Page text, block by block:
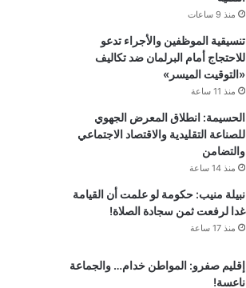
منذ 9 ساعات
تنسيقية الموظفين والأجراء تدعو
للاحتجاج أمام البرلمان ضد تكاليف
«التوقيت الميسر»
منذ 11 ساعة
الحسيمة: انطلاق المعرض الجهوي
للصناعة التقليدية والاقتصاد الاجتماعي
والتضامن
منذ 14 ساعة
نبيلة منيب: حكومة لو علمت أن القيامة
غدا لرفعت ثمن سجادة الصلاة!
منذ 17 ساعة
إقليم صفرو: المواطن خدام… والجماعة
ناعسة!